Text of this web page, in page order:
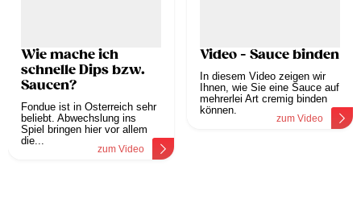
Wie mache ich
schnelle Dips bzw.
Saucen?
Fondue ist in Österreich sehr
beliebt. Abwechslung ins
Spiel bringen hier vor allem
die...
zum Video
Video - Sauce binden
In diesem Video zeigen wir
Ihnen, wie Sie eine Sauce auf
mehrerlei Art cremig binden
können.
zum Video